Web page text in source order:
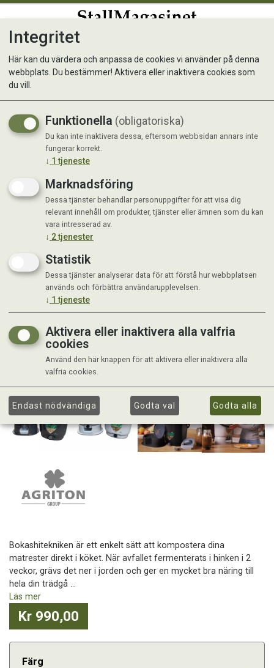
Bokashihink
Bokashitekniken är ett enkelt sätt att kompostera dina
matrester direkt i köket. När avfallet fermenterats i hinken i 2
veckor, grävs det ner i jorden och ger en mycket bra näring till
hela din trädgå ...
Läs mer
Kr 990,00
Färg
Integritet
Här kan du värdera och anpassa de cookies vi använder på denna
webbplats. Du bestämmer! Aktivera eller inaktivera cookies som
du vill.
Funktionella (obligatoriska)
Du kan inte inaktivera dessa, eftersom webbsidan annars inte
fungerar korrekt.
↓ 1 tjeneste
Marknadsföring
Dessa tjänster behandlar personuppgifter för att visa dig
relevant innehåll om produkter, tjänster eller ämnen som du kan
vara intresserad av.
↓ 2tjenester
Statistik
Dessa tjänster analyserar data för att förstå hur webbplatsen
används och förbättra användarupplevelsen.
↓ 1 tjeneste
Aktivera eller inaktivera alla valfria
cookies
Använd den här knappen för att aktivera eller inaktivera alla
valfria cookies.
Endast nödvändiga Godta val Godta alla